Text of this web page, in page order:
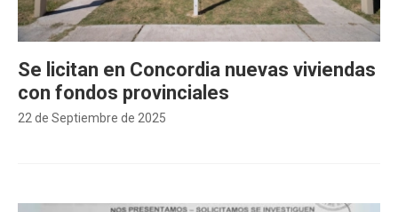
22 de Septiembre de 2025
Se licitan en Concordia nuevas viviendas
con fondos provinciales